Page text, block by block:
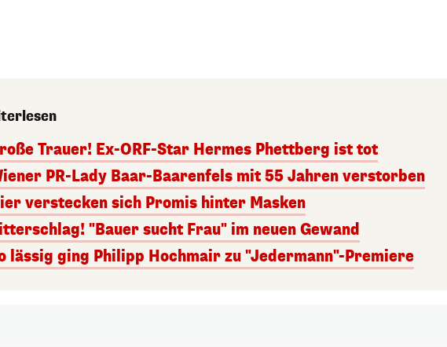
Trauer! Ex-ORF-Star Hermes Phettberg ist tot
PR-Lady Baar-Baarenfels mit 55 Jahren verstorben
verstecken sich Promis hinter Masken
"Bauer sucht Frau" im neuen Gewand
lässig ging Philipp Hochmair zu "Jedermann"-Premiere